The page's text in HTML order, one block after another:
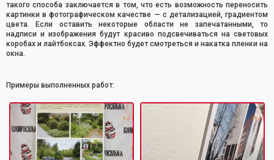
такого способа заключается в том, что есть возможность переносить
картинки в фотографическом качестве — с детализацией, градиентом
цвета. Если оставить некоторые области не запечатанными, то
надписи и изображения будут красиво подсвечиваться на световых
коробах и лайтбоксах. Эффектно будет смотреться и накатка пленки на
окна.
Примеры выполненных работ: